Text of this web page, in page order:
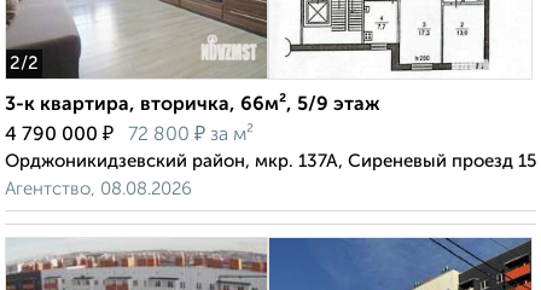
2/2
3-к квартира, вторичка, 66м², 5/9 этаж
4 790 000 ₽ 72 800 ₽ за м²
Орджоникидзевский район, мкр. 137А, Сиреневый проезд 15
Агентство, 08.08.2026